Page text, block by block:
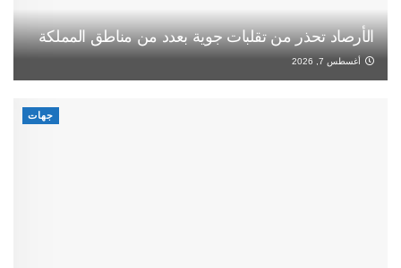
الأرصاد تحذر من تقلبات جوية بعدد من مناطق المملكة
أغسطس 7, 2026
جهات